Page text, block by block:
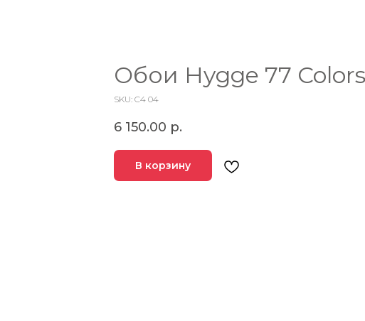
Обои Hygge 77
SKU: C4 04
6 150.00 р.
В корзину